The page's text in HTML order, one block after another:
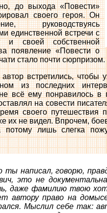
до выхода «Повести»
своего героя. Он
руководствуясь
единственной встречи с
своей собственной
появление «Повести о
стало почти сюрпризом.
встретились, чтобы
из последних
всё ему понравилось
на совести
своего путешествия
их не видел. Впрочем,
лишь слегка
ты написал, говорю,
это не
даже фамилию твою
автору право на
Мыслил себе так: